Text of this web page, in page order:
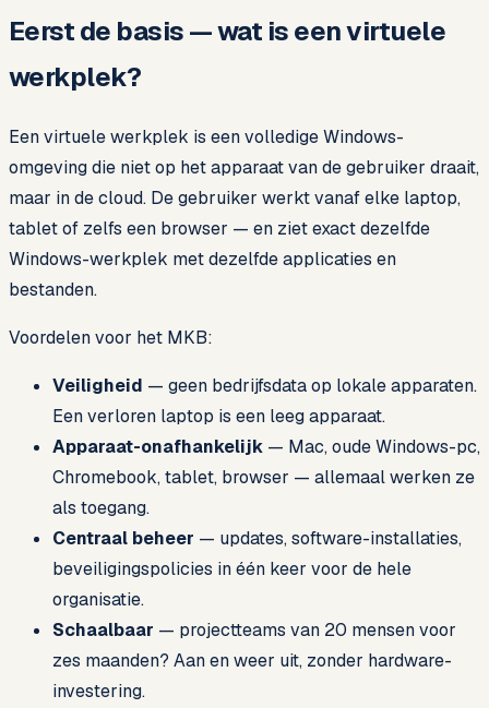
Eerst de basis — wat is een virtuele
werkplek?
Een virtuele werkplek is een volledige Windows-
omgeving die niet op het apparaat van de gebruiker draait,
maar in de cloud. De gebruiker werkt vanaf elke laptop,
tablet of zelfs een browser — en ziet exact dezelfde
Windows-werkplek met dezelfde applicaties en
bestanden.
Voordelen voor het MKB:
Veiligheid — geen bedrijfsdata op lokale apparaten.
Een verloren laptop is een leeg apparaat.
Apparaat-onafhankelijk — Mac, oude Windows-pc,
Chromebook, tablet, browser — allemaal werken ze
als toegang.
Centraal beheer — updates, software-installaties,
beveiligingspolicies in één keer voor de hele
organisatie.
Schaalbaar — projectteams van 20 mensen voor
zes maanden? Aan en weer uit, zonder hardware-
investering.